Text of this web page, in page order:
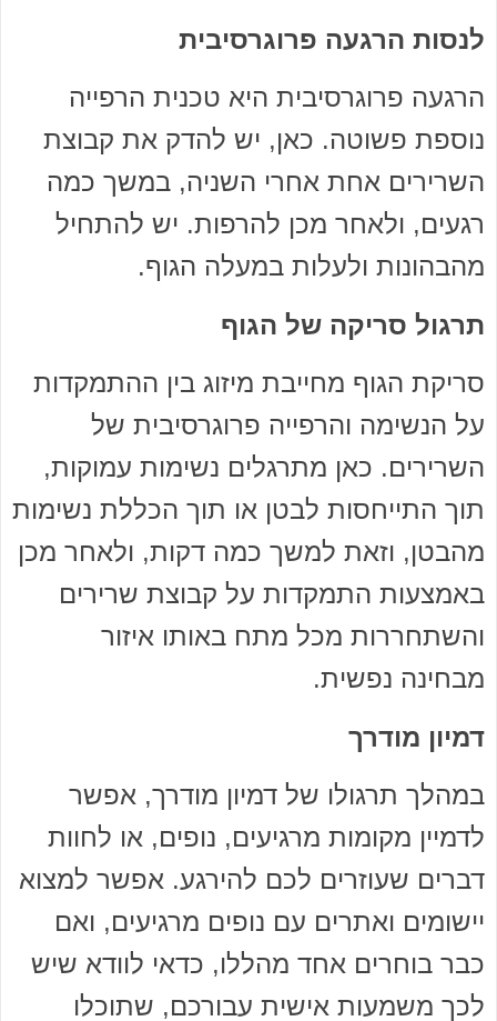
לנסות הרגעה פרוגרסיבית
הרגעה פרוגרסיבית היא טכנית הרפייה
נוספת פשוטה. כאן, יש להדק את קבוצת
השרירים אחת אחרי השניה, במשך כמה
רגעים, ולאחר מכן להרפות. יש להתחיל
מהבהונות ולעלות במעלה הגוף.
תרגול סריקה של הגוף
סריקת הגוף מחייבת מיזוג בין ההתמקדות
על הנשימה והרפייה פרוגרסיבית של
השרירים. כאן מתרגלים נשימות עמוקות,
תוך התייחסות לבטן או תוך הכללת נשימות
מהבטן, וזאת למשך כמה דקות, ולאחר מכן
באמצעות התמקדות על קבוצת שרירים
והשתחררות מכל מתח באותו איזור
מבחינה נפשית.
דמיון מודרך
במהלך תרגולו של דמיון מודרך, אפשר
לדמיין מקומות מרגיעים, נופים, או לחוות
דברים שעוזרים לכם להירגע. אפשר למצוא
יישומים ואתרים עם נופים מרגיעים, ואם
כבר בוחרים אחד מהללו, כדאי לוודא שיש
לכך משמעות אישית עבורכם, שתוכלו